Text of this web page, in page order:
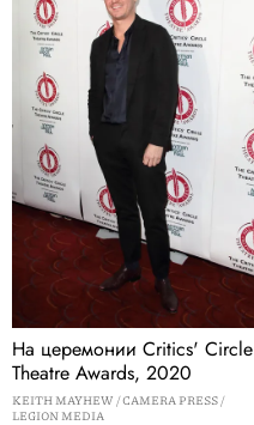
На церемонии Critics' Circle
Theatre Awards, 2020
KEITH MAYHEW / CAMERA PRESS /
LEGION MEDIA